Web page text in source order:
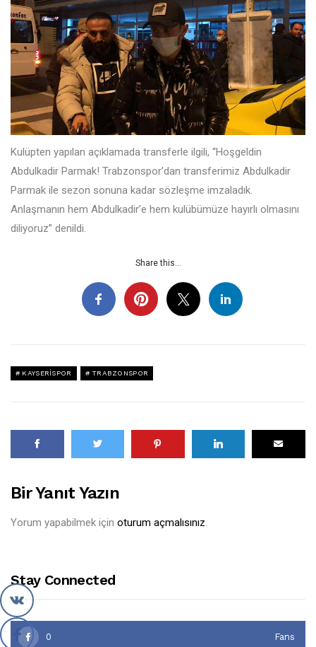
Kulüpten yapılan açıklamada transferle ilgili, “Hoşgeldin
Abdulkadir Parmak! Trabzonspor’dan transferimiz Abdulkadir
Parmak ile sezon sonuna kadar sözleşme imzaladık.
Anlaşmanın hem Abdulkadir’e hem kulübümüze hayırlı olmasını
diliyoruz” denildi.
Share this...
KAYSERISPOR TRABZONSPOR
Bir Yanıt Yazın
Yorum yapabilmek için oturum açmalısınız.
Stay Connected
0 Fans